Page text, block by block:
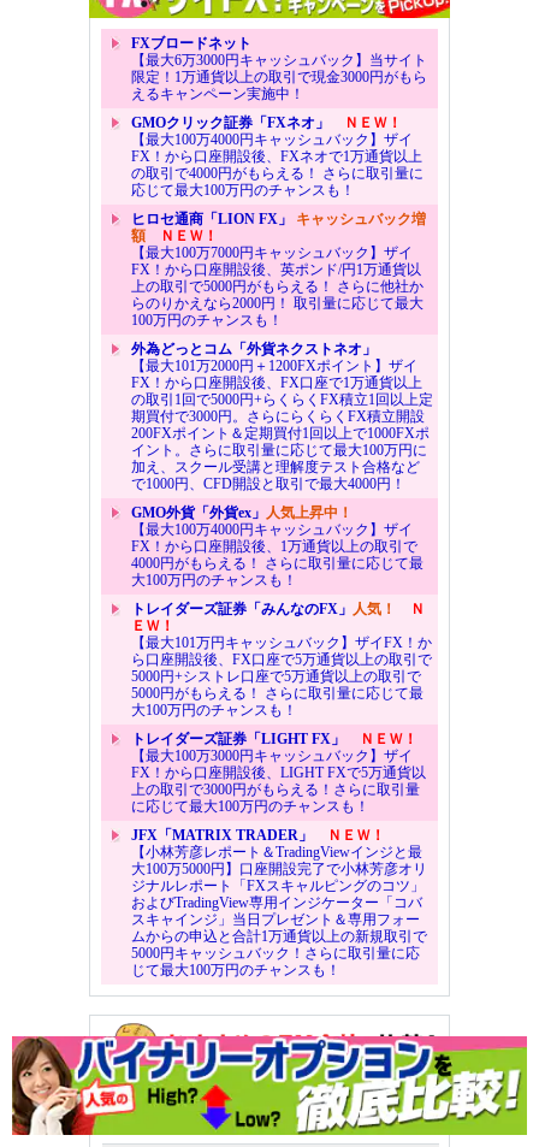
FXブロードネット
【最大6万3000円キャッシュバック】当サイト
限定！1万通貨以上の取引で現金3000円がもら
えるキャンペーン実施中！
GMOクリック証券「FXネオ」
ＮＥＷ！
【最大100万4000円キャッシュバック】ザイ
FX！から口座開設後、FXネオで1万通貨以上
の取引で4000円がもらえる！ さらに取引量に
応じて最大100万円のチャンスも！
ヒロセ通商「LION FX」 キャッシュバック増
額ＮＥＷ！
【最大100万7000円キャッシュバック】ザイ
FX！から口座開設後、英ポンド/円1万通貨以
上の取引で5000円がもらえる！ さらに他社か
らのりかえなら2000円！ 取引量に応じて最大
100万円のチャンスも！
外為どっとコム「外貨ネクストネオ」
【最大101万2000円＋1200FXポイント】ザイ
FX！から口座開設後、FX口座で1万通貨以上
の取引1回で5000円+らくらくFX積立1回以上定
期買付で3000円。さらにらくらくFX積立開設
200FXポイント＆定期買付1回以上で1000FXポ
イント。さらに取引量に応じて最大100万円に
加え、スクール受講と理解度テスト合格など
で1000円、CFD開設と取引で最大4000円！
GMO外貨「外貨ex」 人気上昇中！
【最大100万4000円キャッシュバック】ザイ
FX！から口座開設後、1万通貨以上の取引で
4000円がもらえる！ さらに取引量に応じて最
大100万円のチャンスも！
トレイダーズ証券「みんなのFX」 人気！
Ｎ
ＥＷ！
【最大101万円キャッシュバック】ザイFX！か
ら口座開設後、FX口座で5万通貨以上の取引で
5000円+シストレ口座で5万通貨以上の取引で
5000円がもらえる！ さらに取引量に応じて最
大100万円のチャンスも！
トレイダーズ証券「LIGHT FX」
ＮＥＷ！
【最大100万3000円キャッシュバック】ザイ
FX！から口座開設後、LIGHT FXで5万通貨以
上の取引で3000円がもらえる！さらに取引量
に応じて最大100万円のチャンスも！
JFX「MATRIX TRADER」
ＮＥＷ！
【小林芳彦レポート＆TradingViewインジと最
大100万5000円】口座開設完了で小林芳彦オリ
ジナルレポート「FXスキャルピングのコツ」
およびTradingView専用インジケーター「コバ
スキャインジ」当日プレゼント＆専用フォー
ムからの申込と合計1万通貨以上の新規取引で
5000円キャッシュバック！さらに取引量に応
じて最大100万円のチャンスも！
注目のFXキャンペーン
スプレッド（取引コスト）